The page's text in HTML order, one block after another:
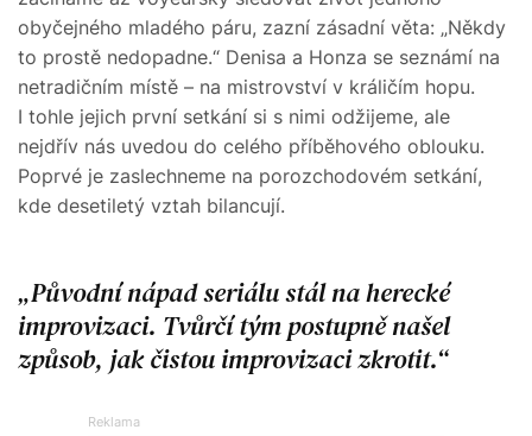
obyčejného mladého páru, zazní zásadní věta: „Někdy
to prostě nedopadne.“ Denisa a Honza se seznámí na
netradičním místě – na mistrovství v králičím hopu.
I tohle jejich první setkání si s nimi odžijeme, ale
nejdřív nás uvedou do celého příběhového oblouku.
Poprvé je zaslechneme na porozchodovém setkání,
kde desetiletý vztah bilancují.
Původní nápad seriálu stál na herecké
improvizaci. Tvůrčí tým postupně našel
způsob, jak čistou improvizaci zkrotit.